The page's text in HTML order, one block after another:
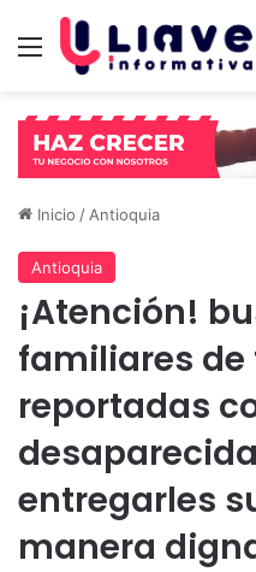
Menú
Inicio / Antioquia
Antioquia
¡Atención!
familiares de
reportadas
entregarles
manera